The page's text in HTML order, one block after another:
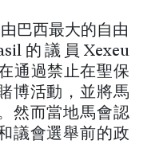
巴西最大的自由
的議員Xexéu
通過禁止在聖保
博活動，並將馬
然而當地馬會認
議會選舉前的政